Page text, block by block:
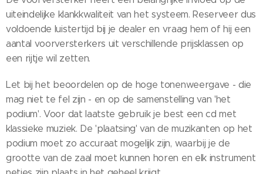
uiteindelijke klankkwaliteit van het systeem. Reserveer dus
voldoende luistertijd bij je dealer en vraag hem of hij een
aantal voorversterkers uit verschillende prijsklassen op
een rijtje wil zetten.
Let bij het beoordelen op de hoge tonenweergave - die
mag niet te fel zijn - en op de samenstelling van 'het
podium'. Voor dat laatste gebruik je best een cd met
klassieke muziek. De 'plaatsing' van de muzikanten op het
podium moet zo accuraat mogelijk zijn, waarbij je de
grootte van de zaal moet kunnen horen en elk instrument